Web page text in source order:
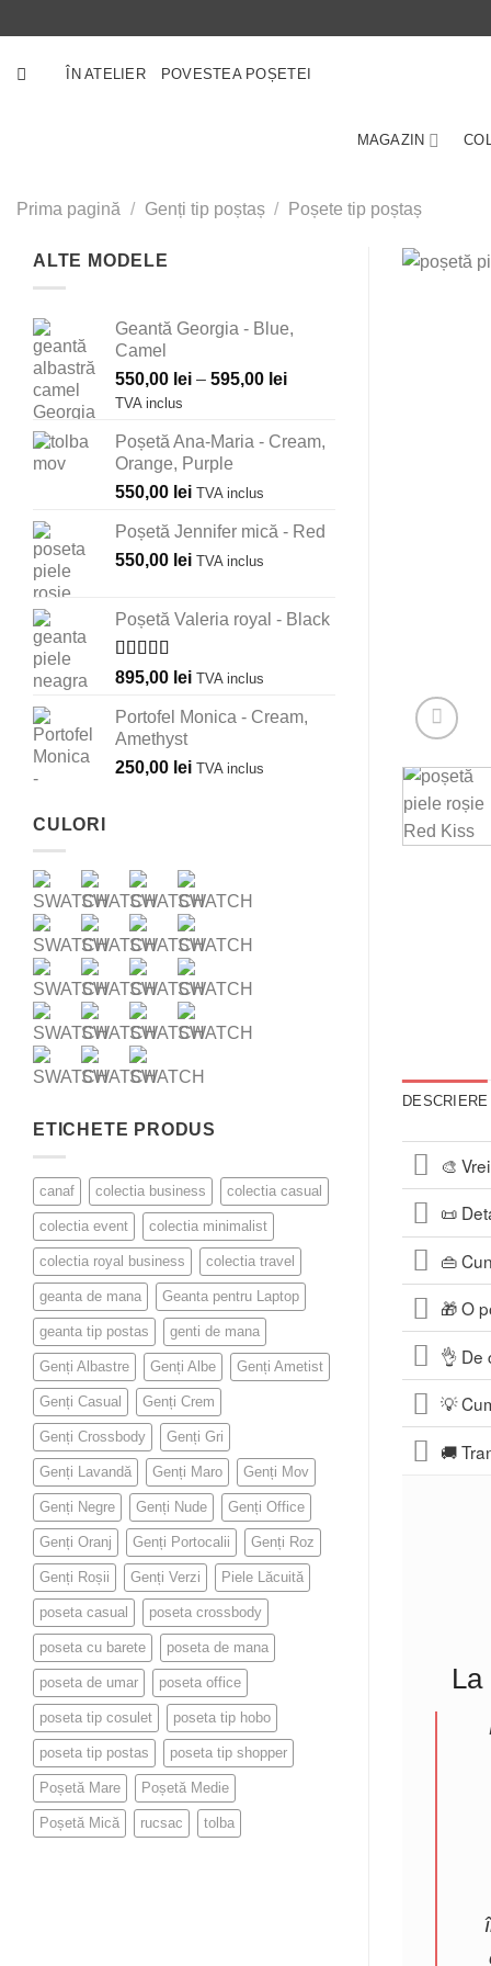
to
content
ÎN ATELIER POVESTEA POȘETEI
MAGAZIN
Prima pagină / Genți tip poștaș / Poșete tip poștaș
ALTE MODELE
Geantă Georgia - Blue,
Camel
550,00 lei – 595,00 leiInterval
550,00 lei
TVA inclus
Poșetă Ana-Maria - Cream,
Orange, Purple
550,00 lei TVA inclus
Poșetă Jennifer mică - Red
550,00 lei TVA inclus
Poșetă Valeria royal - Black
Evaluat la
din 5
895,00 lei TVA inclus
Portofel Monica - Cream,
Amethyst
250,00 lei TVA inclus
CULORI
ETICHETE PRODUS
canaf colectia business colectia casual
colectia event colectia minimalist
colectia royal business colectia travel
geanta de mana Geanta pentru Laptop
geanta tip postas genti de mana
Genți Albastre Genți Albe Genți Ametist
Genți Casual Genți Crem
Genți Crossbody Genți Gri
Genți Lavandă Genți Maro Genți Mov
Genți Negre Genți Nude Genți Office
Genți Oranj Genți Portocalii Genți Roz
Genți Roșii Genți Verzi Piele Lăcuită
poseta casual poseta crossbody
poseta cu barete poseta de mana
poseta de umar poseta office
poseta tip cosulet poseta tip hobo
poseta tip postas poseta tip shopper
Poșetă Mare Poșetă Medie
Poșetă Mică rucsac tolba
DESCRIERE
🎨
📜
👜
🎁 O
👌 De
💡
🚚
La